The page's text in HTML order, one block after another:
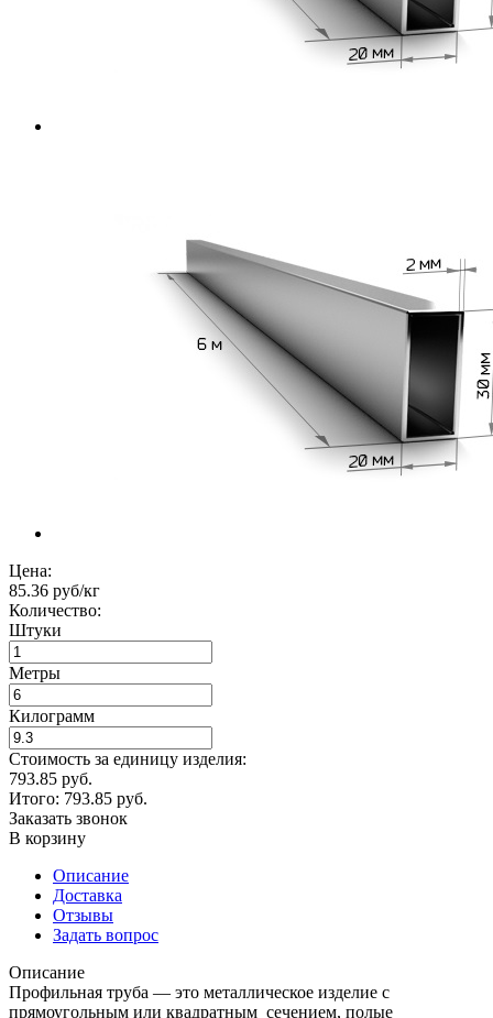
Цена:
85.36 руб/кг
Количество:
Штуки
Метры
Килограмм
Стоимость за единицу изделия:
793.85 руб.
Итого: 793.85 руб.
Заказать звонок
В корзину
Описание
Доставка
Отзывы
Задать вопрос
Описание
Профильная труба — это металлическое изделие с
прямоугольным или квадратным сечением, полые